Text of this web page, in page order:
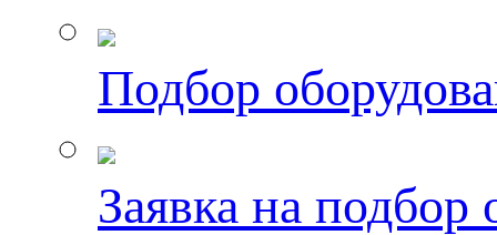
Подбор
Заявка на подбор